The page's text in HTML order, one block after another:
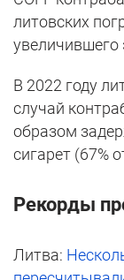
литовских
В 2022 году
случай
образом
сигарет (67%
Рекорды
Литва: